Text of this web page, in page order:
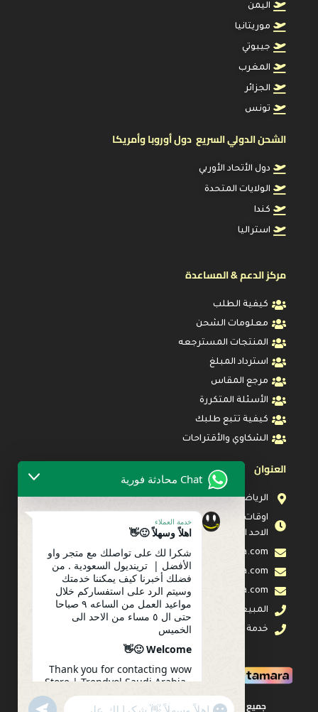
اليمن
موريتانيا
جيبوتي
المغرب
الجزائر
تونس
الشحن الدولي السريع دول أوروبا وأمريكا
دول الأتحاد الأوربي
الولايات المتحدة
كندا
استراليا
مركز الدعم & المساعدة
كيفية الطلب
معلومات الشحن
المنتجات المسترجعه
استرداد المبلغ
مرجع المقاس
الأسئلة المتكررة
كيفية تتبع طلبك
الشكاوي والأقتراحات
العنوان
الرياض
الاحد الى الخميس
info@wow-sa.com
help@wow-sa.com
care@wow-sa.com
المبيعات :0592030422
خدمة العملاء :0592030422
جميع الحقوق محفوظة لدى مؤسسة واو الأفضل للتجارة
Chat محادثة فورية
خدمة العملاء
اهلاً وسهلاً 🙂👋
شكرا لك على تواصلك مع متجر واو
الأفضل | ترينديول السعودية . من
فضلك أخبرنا كيف يمكننا خدمتك
وسيتم الرد على استفساركم خلال
مواعيد العمل من الساعه ٩ صباحا
حتى ال ٥ مساء من الاحد الى
الخميس
Welcome 🙂👋
Thank you for contacting wow
Store | Trendyol Saudi Arabia .
Please let us know how we can
serve you. Your inquiry will be
"+chaty_settings.lang.emoji_picker+"
undefined